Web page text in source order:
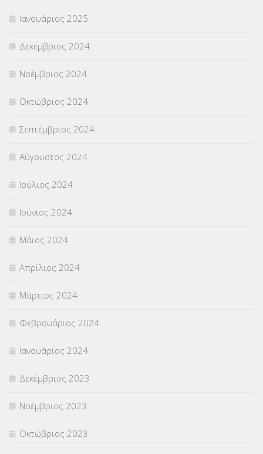
Ιανουάριος 2025
Δεκέμβριος 2024
Νοέμβριος 2024
Οκτώβριος 2024
Σεπτέμβριος 2024
Αύγουστος 2024
Ιούλιος 2024
Ιούνιος 2024
Μάιος 2024
Απρίλιος 2024
Μάρτιος 2024
Φεβρουάριος 2024
Ιανουάριος 2024
Δεκέμβριος 2023
Νοέμβριος 2023
Οκτώβριος 2023